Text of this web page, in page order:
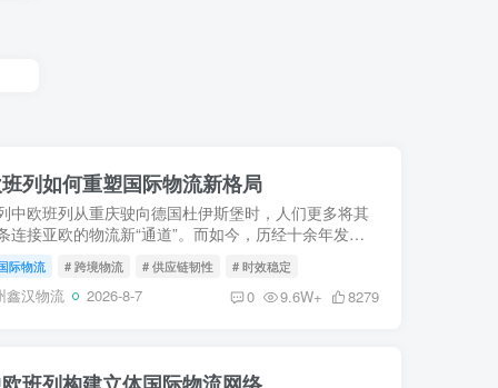
列如何重塑国际物流新格局
中欧班列从重庆驶向德国杜伊斯堡时，人们更多将其
连接亚欧的物流新“通道”。而如今，历经十余年发
“钢铁驼队”已不再仅仅是货物的载体，而是进化为驱
易、重构...
际物流 # 跨境物流 # 供应链韧性 # 时效稳定
鑫汉物流 2026-8-7 0 9.6W+ 8279